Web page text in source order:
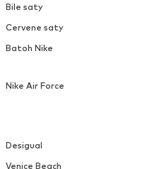
Bile saty
Cervene saty
Batoh Nike
Nike Air Force
Desigual
Venice Beach